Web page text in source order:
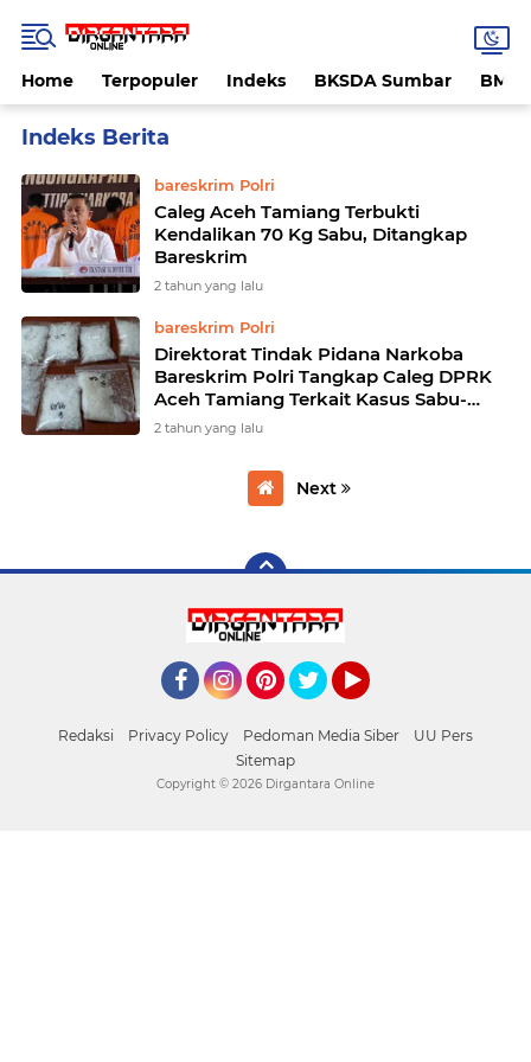
Home Terpopuler Indeks BKSDA Sumbar
bareskrim Polri
Caleg Aceh Tamiang Terbukti
Kendalikan 70 Kg Sabu, Ditangkap
Bareskrim
2 tahun yang lalu
bareskrim Polri
Direktorat Tindak Pidana Narkoba
Bareskrim Polri Tangkap Caleg DPRK
Aceh Tamiang Terkait Kasus Sabu-
Sabu 70 kg
2 tahun yang lalu
Next
Redaksi Privacy Policy Pedoman Media Siber
UU Pers
Sitemap
Copyright © 2026 Dirgantara Online